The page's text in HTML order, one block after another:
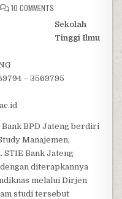
10 COMMENTSON STIE BANK BPD
Sekolah
Tinggi Ilmu
– 3569795
BPD Jateng berdiri
Manajemen,
STIE Bank Jateng
diterapkannya
melalui Dirjen
studi tersebut